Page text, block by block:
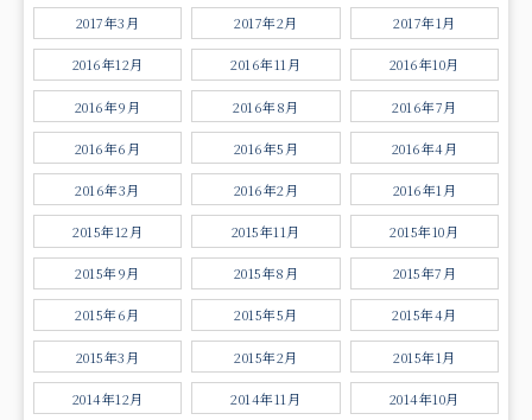
2017年3月 2017年2月 2017年1月
2016年12月 2016年11月 2016年10月
2016年9月 2016年8月 2016年7月
2016年6月 2016年5月 2016年4月
2016年3月 2016年2月 2016年1月
2015年12月 2015年11月 2015年10月
2015年9月 2015年8月 2015年7月
2015年6月 2015年5月 2015年4月
2015年3月 2015年2月 2015年1月
2014年12月 2014年11月 2014年10月